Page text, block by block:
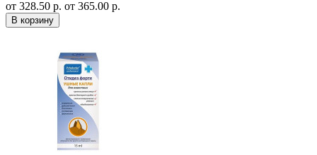
от 328.50 р. от 365.00 р.
В корзину